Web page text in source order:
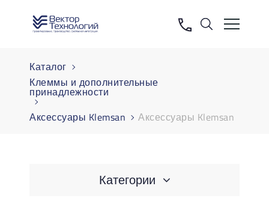
Каталог
Клеммы и дополнительные
принадлежности
Аксессуары Klemsan
Аксессуары Klemsan
Категории